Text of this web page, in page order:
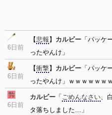
6日前
【悲報 】 カルビー 「パッケ
ったやんけ」
6日前
【衝撃】 カルビー 「パッケ
ったやんけ」ｗｗｗｗｗｗ
6日前
カルビー 「 ごめんなさい、
タ落ちしました…」